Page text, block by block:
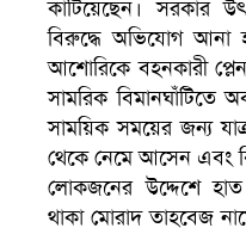
বৈষম্যবিরোধী ছাত্র
কাটিয়েছেন। সরকার
বিরুদ্ধে অভিযোগ আনা
আশোরিকে বহনকারী প্লেন
সামরিক
সাময়িক সময়ের জন্য
থেকে নেমে আসেন এবং
লোকজনের উদ্দেশে হাত
থাকা মোরাদ তাহবেজ